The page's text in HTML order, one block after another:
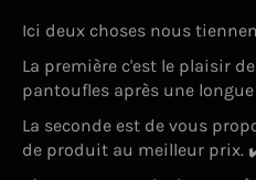
Ici deux choses nous
La première c'est le plaisir
pantoufles après une
La seconde est de vous
de produit au meilleur prix.